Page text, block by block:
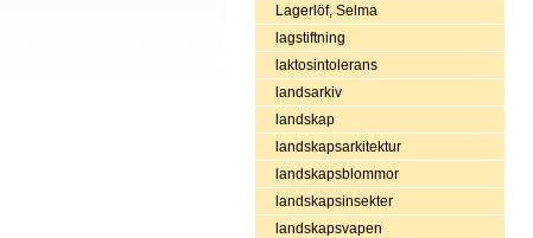
Lagerlöf, Selma
lagstiftning
laktosintolerans
landsarkiv
landskap
landskapsarkitektur
landskapsblommor
landskapsinsekter
landskapsvapen